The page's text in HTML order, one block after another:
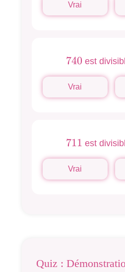
Vrai
740
740 est
Vrai
711
711 est
Vrai
Quiz :